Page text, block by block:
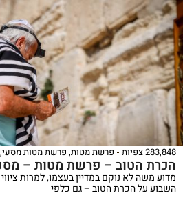
283,848 צפיות פרשת מטות, פרשת מטות מסעי,
הכרת הטוב – פרשת מטות –
מדוע משה לא נוקם במדיין בעצמו, למרות
השבוע על הכרת הטוב – גם כלפי